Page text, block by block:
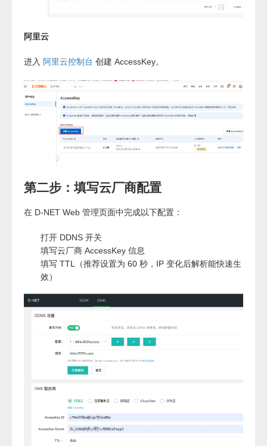
阿里云
进入 阿里云控制台 创建 AccessKey。
第二步：填写云厂商配置
在 D-NET Web 管理页面中完成以下配置：
打开 DDNS 开关
填写云厂商 AccessKey 信息
填写 TTL（推荐设置为 60 秒，IP 变化后解析能快速生
效）